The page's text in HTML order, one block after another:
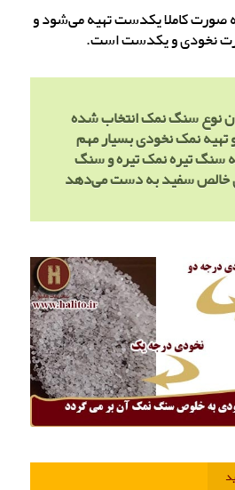
صورت کاملا یکدست تهیه می‌شود و
نخودی و یکدست است.
نوع سنگ نمک انتخاب شده
نمک نخودی بسیار مهم
سنگ تیره نمک تیره و سنگ
خالص سفید به دست می‌دهد